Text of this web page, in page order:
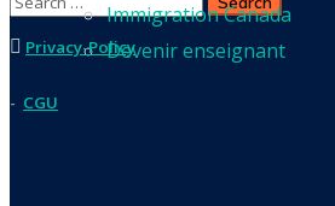
Immigration Canada
Devenir enseignant
Privacy-Policy
- CGU